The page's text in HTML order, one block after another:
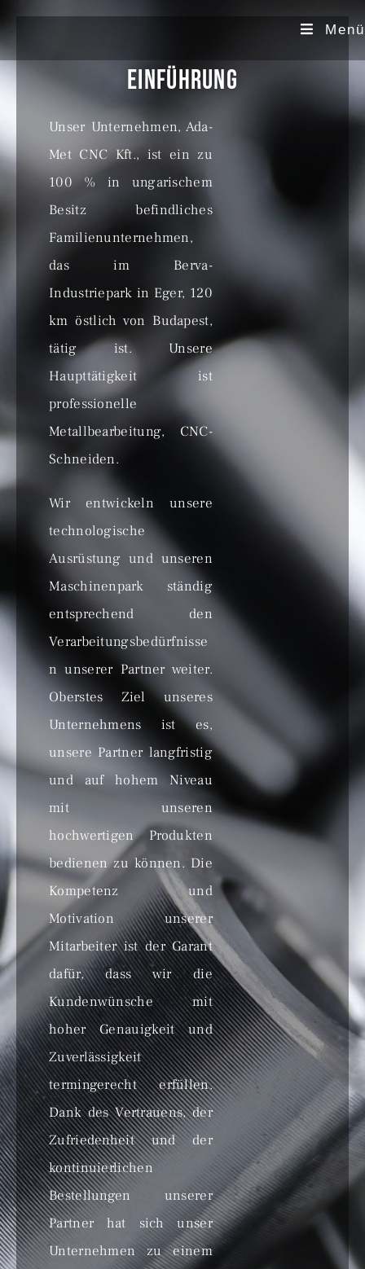
Menü
Einführung
Unser Unternehmen, Ada-
Met CNC Kft., ist ein zu
100 % in ungarischem
Besitz befindliches
Familienunternehmen,
das im Berva-
Industriepark in Eger, 120
km östlich von Budapest,
tätig ist. Unsere
Haupttätigkeit ist
professionelle
Metallbearbeitung, CNC-
Schneiden.
Wir entwickeln unsere
technologische
Ausrüstung und unseren
Maschinenpark ständig
entsprechend den
Verarbeitungsbedürfnisse
n unserer Partner weiter.
Oberstes Ziel unseres
Unternehmens ist es,
unsere Partner langfristig
und auf hohem Niveau
mit unseren
hochwertigen Produkten
bedienen zu können. Die
Kompetenz und
Motivation unserer
Mitarbeiter ist der Garant
dafür, dass wir die
Kundenwünsche mit
hoher Genauigkeit und
Zuverlässigkeit
termingerecht erfüllen.
Dank des Vertrauens, der
Zufriedenheit und der
kontinuierlichen
Bestellungen unserer
Partner hat sich unser
Unternehmen zu einem